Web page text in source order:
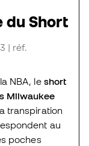
du Short
| réf.
NBA, le short
Milwaukee
transpiration
au
poches